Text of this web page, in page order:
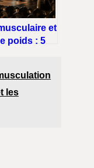
et
poids : 5
les